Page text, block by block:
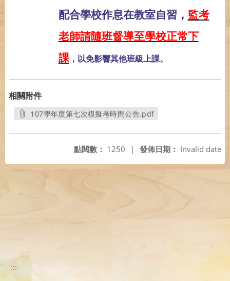
配合學校作息在教室自習， 監考
老師請隨班督導至學校正常下
課，以免影響其他班級上課。
相關附件
107學年度第七次模擬考時間公告.pdf
發佈日期： Invalid date
點閱數： 1250 |
:::